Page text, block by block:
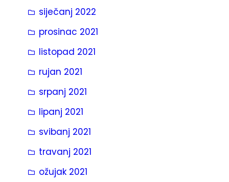
siječanj 2022
prosinac 2021
listopad 2021
rujan 2021
srpanj 2021
lipanj 2021
svibanj 2021
travanj 2021
ožujak 2021